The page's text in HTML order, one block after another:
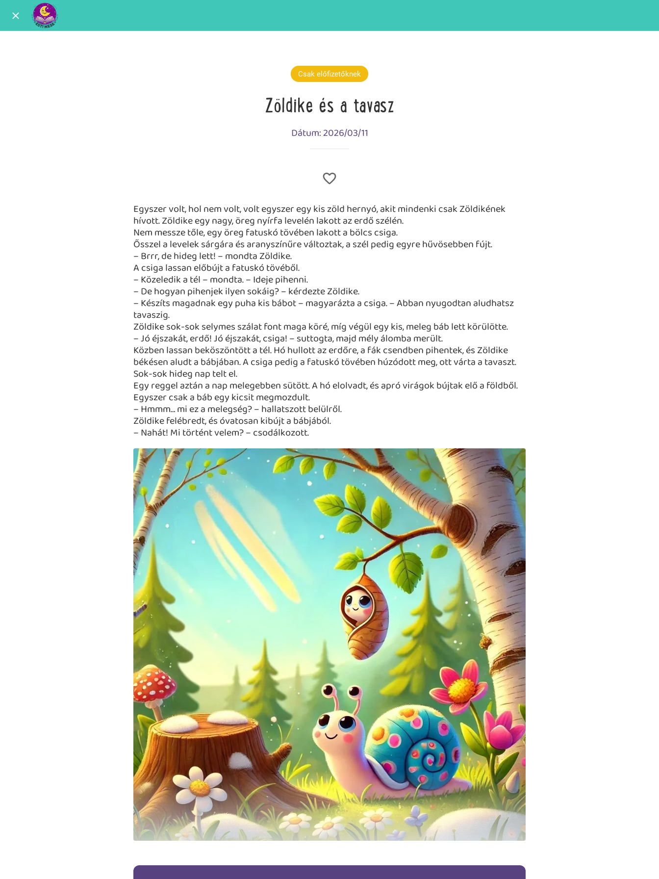
Csak előfizetőknek
Zöldike és a tavasz
Dátum: 2026/03/11
Egyszer volt, hol nem volt, volt egyszer egy kis zöld hernyó, akit mindenki csak Zöldikének
hívott. Zöldike egy nagy, öreg nyírfa levelén lakott az erdő szélén.
Nem messze tőle, egy öreg fatuskó tövében lakott a bölcs csiga.
Ősszel a levelek sárgára és aranyszínűre változtak, a szél pedig egyre hűvösebben fújt.
– Brrr, de hideg lett! – mondta Zöldike.
A csiga lassan előbújt a fatuskó tövéből.
– Közeledik a tél – mondta. – Ideje pihenni.
– De hogyan pihenjek ilyen sokáig? – kérdezte Zöldike.
– Készíts magadnak egy puha kis bábot – magyarázta a csiga. – Abban nyugodtan aludhatsz
tavaszig.
Zöldike sok-sok selymes szálat font maga köré, míg végül egy kis, meleg báb lett körülötte.
– Jó éjszakát, erdő! Jó éjszakát, csiga! – suttogta, majd mély álomba merült.
Közben lassan beköszöntött a tél. Hó hullott az erdőre, a fák csendben pihentek, és Zöldike
békésen aludt a bábjában. A csiga pedig a fatuskó tövében húzódott meg, ott várta a tavaszt.
Sok-sok hideg nap telt el.
Egy reggel aztán a nap melegebben sütött. A hó elolvadt, és apró virágok bújtak elő a földből.
Egyszer csak a báb egy kicsit megmozdult.
– Hmmm… mi ez a melegség? – hallatszott belülről.
Zöldike felébredt, és óvatosan kibújt a bábjából.
– Nahát! Mi történt velem? – csodálkozott.